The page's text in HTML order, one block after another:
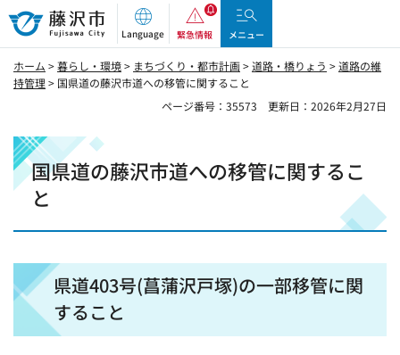
藤沢市
Language 緊急情報 メニュー
ホーム >暮らし・環境> まちづくり・都市計画>道路・橋りょう >道路の維
持管理> 国県道の藤沢市道への移管に関すること
ページ番号：35573
更新日：2026年2月27日
国県道の藤沢市道への移管に関するこ
と
県道403号(菖蒲沢戸塚)の一部移管に関
すること